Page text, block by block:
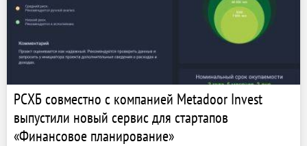
РСХБ совместно с компанией Metadoor Invest
выпустили новый сервис для стартапов
«Финансовое планирование»